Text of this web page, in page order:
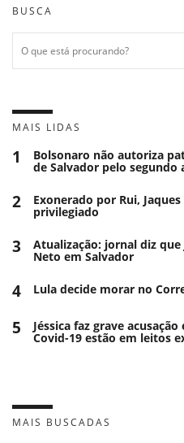
BUSCA
MAIS LIDAS
1 Bolsonaro não autoriza
de Salvador pelo segundo
2 Exonerado por Rui,
privilegiado
3 Atualização: jornal diz
Neto em Salvador
4 Lula decide morar no
5 Jéssica faz grave
Covid-19 estão em leitos
MAIS BUSCADAS